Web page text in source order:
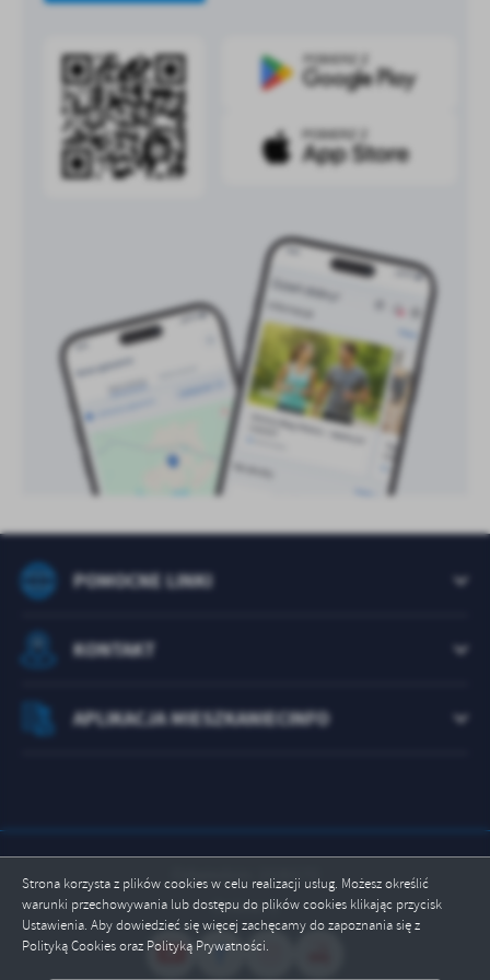
Strona korzysta z plików cookies w celu realizacji usług. Możesz określić
warunki przechowywania lub dostępu do plików cookies klikając przycisk
Ustawienia. Aby dowiedzieć się więcej zachęcamy do zapoznania się z
Polityką Cookies oraz Polityką Prywatności.
treści w postaci wiadomości, ofert, komunikatów mediów
POMOCNE LINKI
KONTAKT
APLIKACJA MIESZKANIECINFO
Odwiedzin: 1530172
Online: 3